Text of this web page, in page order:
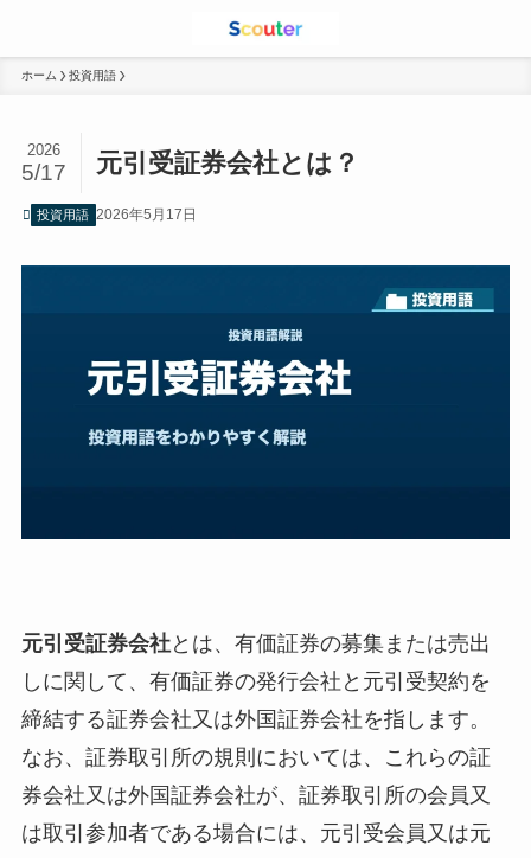
ホーム 投資用語
元引受証券会社とは？
2026
5/17
投資用語 2026年5月17日
元引受証券会社とは、有価証券の募集または売出
しに関して、有価証券の発行会社と元引受契約を
締結する証券会社又は外国証券会社を指します。
なお、証券取引所の規則においては、これらの証
券会社又は外国証券会社が、証券取引所の会員又
は取引参加者である場合には、元引受会員又は元